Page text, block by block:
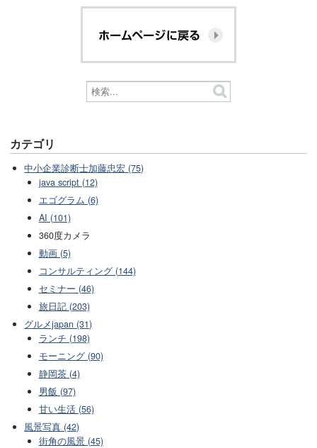
カテゴリ
中小企業診断士加藤忠宏 (75)
java script (12)
エゴグラム (6)
AI (101)
360度カメラ
動画 (5)
コンサルティング (144)
セミナー (46)
旅日記 (203)
グルメjapan (31)
ランチ (198)
モーニング (90)
静岡茶 (4)
男飯 (97)
甘い生活 (56)
風景写真 (42)
街角の風景 (45)